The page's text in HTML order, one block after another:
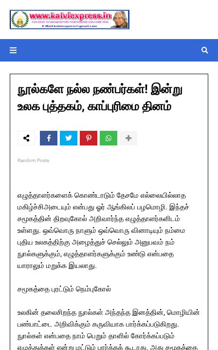
நூல்களே நல்ல நண்பர்கள்! இன்று
உலக புத்தகம், காப்புரிமை தினம்
Random Posts
எழுத்தாளர்களைக் கொண்டாடும் தேசமே எல்லையில்லாத
மகிழ்ச்சிஅடையும் என்பது ஓர் ஆங்கிலப் பழமொழி. இந்தச்
சமூகத்தின் திறவுகோல் அறிவார்ந்த எழுத்தாளர்களிடம்
உள்ளது. ஒவ்வொரு நாளும் ஒவ்வொரு வினாடியும் நம்மை
புதிய உலகத்திற்கு அழைத்துச் செல்லும் அனுபவம் நம்
நுால்களுக்கும், எழுத்தாளர்களுக்கும் உண்டு என்பதை
யாராலும் மறுக்க இயலாது.
சமூகத்தை புரட்டும் நெம்புகோல்
உலகின் தலைசிறந்த நுால்கள் அந்தந்த இனத்தின், மொழியின்
பண்பாட்டை அறிவிக்கும் கருவியாக பார்க்கப்படுகிறது.
நுால்கள் என்பதை நாம் பெறும் தாளில் கோர்க்கப்படும்
எழுத்துக்கள் என்று மட்டும் பார்க்கக் கூடாது. அது சமூகத்தை